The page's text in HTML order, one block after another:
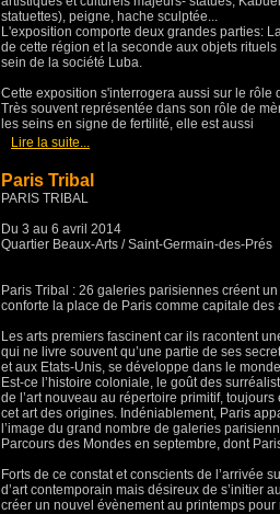
statuettes), peigne, hache sculptée...
L'exposition comporte deux grandes parties:
de cette région et la seconde aux objets
sein de la société Luba.
Cette exposition s'interrogera aussi sur le rôle
Très souvent représentée dans son rôle de
les seins en signe de fertilité, elle est aussi
Lire la suite...
Paris Tribal
PARIS TRIBAL
Du 3 au 6 avril 2014
Quartier Beaux-Arts / Saint-Germain-des-Prés
Paris Tribal : 26 galeries parisiennes créent
conforte la place de Paris comme capitale des
Les arts premiers fascinent car ils racontent
qui ne livre souvent qu’une partie de ses
et aux Etats-Unis, se développe dans le
Est-ce l’histoire coloniale, le goût des
de l’art nouveau au répertoire primitif,
cet art des origines. Indéniablement, Paris
l’image du grand nombre de galeries
Parcours des Mondes en septembre, dont
Forts de ce constat et conscients de l’arrivée
d’art contemporain mais désireux de s’initier
créer un nouvel évènement au printemps pour